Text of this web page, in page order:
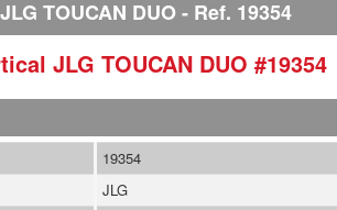
JLG TOUCAN DUO Ref. 19354
JLG TOUCAN DUO #19354
19354
JLG